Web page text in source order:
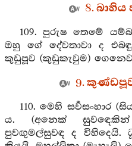
8. බාහිය
109. පුරුෂ තෙමේ
ඔහු ගේ දේවතාවා ද
කුඩුපූව (කුඩුකැවුම)
9.
110. මෙහි සර්‍වසංහාර
ය. (අනෙක්
පුවඟුමල්සුවඳ ද